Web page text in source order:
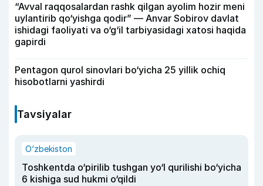
“Avval raqqosalardan rashk qilgan ayolim hozir meni
uylantirib qo‘yishga qodir” — Anvar Sobirov davlat
ishidagi faoliyati va o‘g‘il tarbiyasidagi xatosi haqida
gapirdi
Pentagon qurol sinovlari bo‘yicha 25 yillik ochiq
hisobotlarni yashirdi
Tavsiyalar
O‘zbekiston
Toshkentda o‘pirilib tushgan yo‘l qurilishi bo‘yicha
6 kishiga sud hukmi o‘qildi